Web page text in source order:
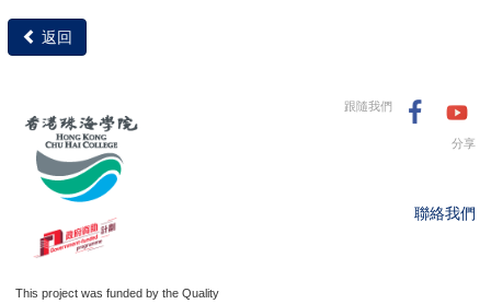
返回
This project was funded by the Quality
跟隨我們
分享
聯絡我們